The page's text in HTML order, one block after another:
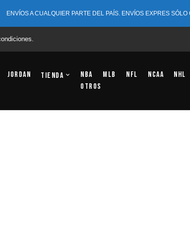
ENVÍOS A CUALQUIER PARTE DEL PAÍS. ENVÍOS EXPRES SÓLO
Jordan Tienda NBA MLB NFL NCAA NHL
OTROS